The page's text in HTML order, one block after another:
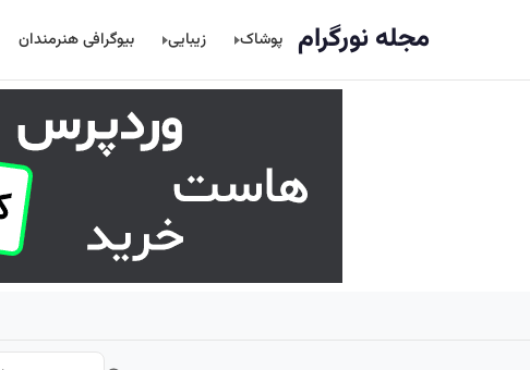
مجله نورگرام پوشاک زیبایی بیوگرافی هنرمندان